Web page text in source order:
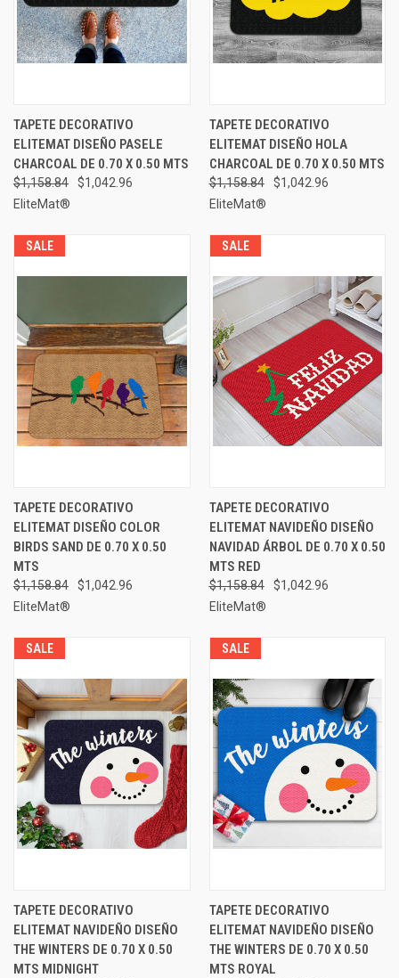
TAPETE DECORATIVO
ELITEMAT DISEÑO PASELE
CHARCOAL DE 0.70 X 0.50 MTS
$1,158.84
$1,042.96
EliteMat®
TAPETE DECORATIVO
ELITEMAT DISEÑO HOLA
CHARCOAL DE 0.70 X 0.50 MTS
$1,158.84
$1,042.96
EliteMat®
SALE
TAPETE DECORATIVO
ELITEMAT DISEÑO COLOR
BIRDS SAND DE 0.70 X 0.50
MTS
$1,158.84
$1,042.96
EliteMat®
SALE
TAPETE DECORATIVO
ELITEMAT NAVIDEÑO DISEÑO
NAVIDAD ÁRBOL DE 0.70 X 0.50
MTS RED
$1,158.84
$1,042.96
EliteMat®
SALE
TAPETE DECORATIVO
ELITEMAT NAVIDEÑO DISEÑO
THE WINTERS DE 0.70 X 0.50
MTS MIDNIGHT
SALE
TAPETE DECORATIVO
ELITEMAT NAVIDEÑO DISEÑO
THE WINTERS DE 0.70 X 0.50
MTS ROYAL